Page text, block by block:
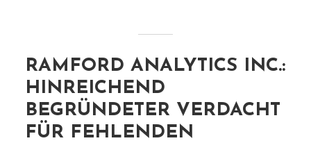
RAMFORD ANALYTICS INC.:
HINREICHEND
BEGRÜNDETER VERDACHT
FÜR FEHLENDEN